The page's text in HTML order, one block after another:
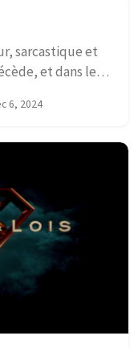
sarcastique et
et dans le
6, 2024